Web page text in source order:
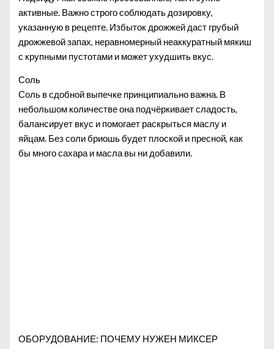
активные. Важно строго соблюдать дозировку,
указанную в рецепте. Избыток дрожжей даст грубый
дрожжевой запах, неравномерный неаккуратный мякиш
с крупными пустотами и может ухудшить вкус.
Соль
Соль в сдобной выпечке принципиально важна. В
небольшом количестве она подчёркивает сладость,
балансирует вкус и помогает раскрыться маслу и
яйцам. Без соли бриошь будет плоской и пресной, как
бы много сахара и масла вы ни добавили.
ОБОРУДОВАНИЕ: ПОЧЕМУ НУЖЕН МИКСЕР